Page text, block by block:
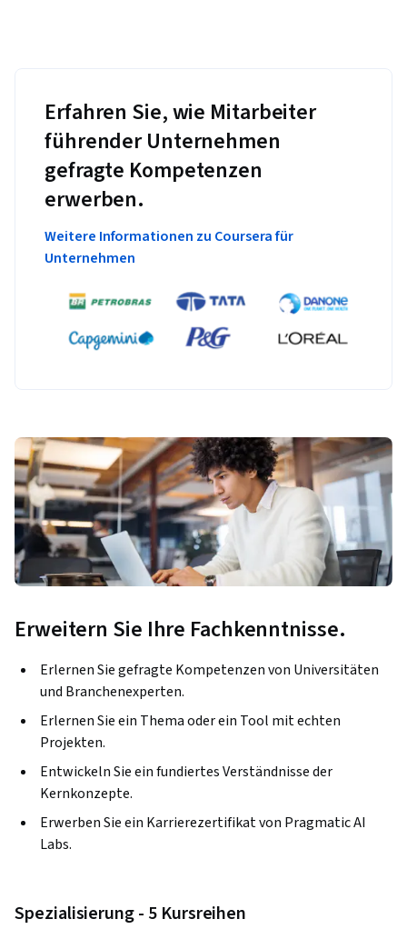
Erfahren Sie, wie Mitarbeiter
führender Unternehmen
gefragte Kompetenzen
erwerben.
Weitere Informationen zu Coursera für
Unternehmen
Erweitern Sie Ihre Fachkenntnisse.
Erlernen Sie gefragte Kompetenzen von Universitäten
und Branchenexperten.
Erlernen Sie ein Thema oder ein Tool mit echten
Projekten.
Entwickeln Sie ein fundiertes Verständnisse der
Kernkonzepte.
Erwerben Sie ein Karrierezertifikat von Pragmatic AI
Labs.
Spezialisierung - 5 Kursreihen